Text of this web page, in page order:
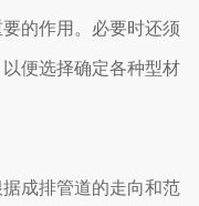
的作用。必要时还须
便选择确定各种型材
成排管道的走向和范